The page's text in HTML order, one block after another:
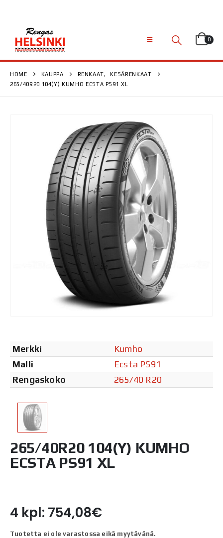
0
HOME KAUPPA RENKAAT,
KESÄRENKAAT
265/40R20 104(Y) KUMHO ECSTA PS91 XL
Merkki
Kumho
Malli
Ecsta PS91
Rengaskoko
265/40 R20
265/40R20 104(Y) KUMHO
ECSTA PS91 XL
4 kpl: 754,08€
Tuotetta ei ole varastossa eikä myytävänä.